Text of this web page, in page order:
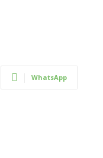
WhatsApp